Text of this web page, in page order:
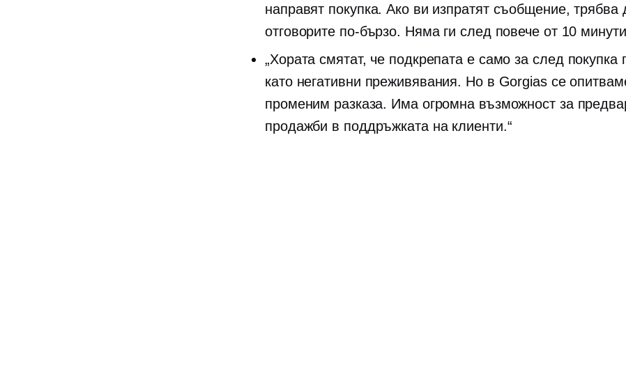
направят покупка. Ако ви изпратят съобщение, трябва
отговорите по-бързо. Няма ги след повече от 10
„Хората смятат, че подкрепата е само за след покупка
като негативни преживявания. Но в Gorgias се
променим разказа. Има огромна възможност за
продажби в поддръжката на клиенти.“